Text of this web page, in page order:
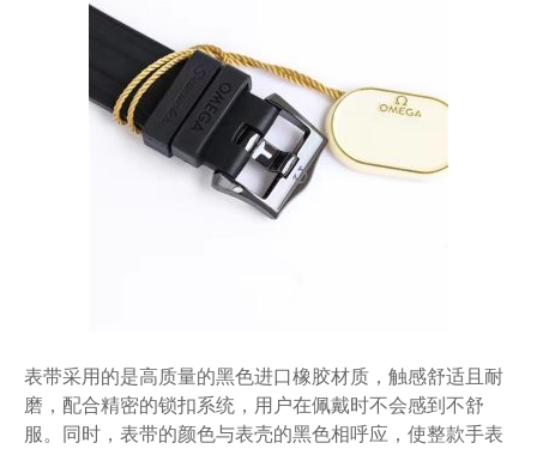
表带采用的是高质量的黑色进口橡胶材质，触感舒适且耐
磨，配合精密的锁扣系统，用户在佩戴时不会感到不舒
服。同时，表带的颜色与表壳的黑色相呼应，使整款手表